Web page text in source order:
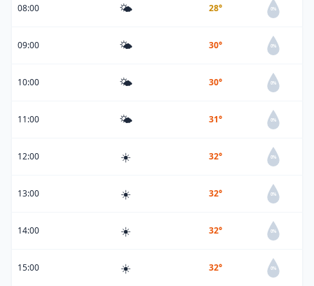
08:00 🌤️ 28° 0%
09:00 🌤️ 30° 0%
10:00 🌤️ 30° 0%
11:00 🌤️ 31° 0%
12:00 ☀️ 32° 0%
13:00 ☀️ 32° 0%
14:00 ☀️ 32° 0%
15:00 ☀️ 32° 0%